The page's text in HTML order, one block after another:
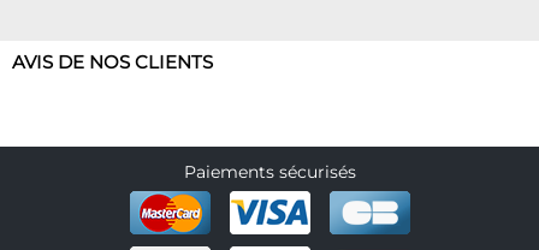
AVIS DE NOS CLIENTS
Paiements sécurisés